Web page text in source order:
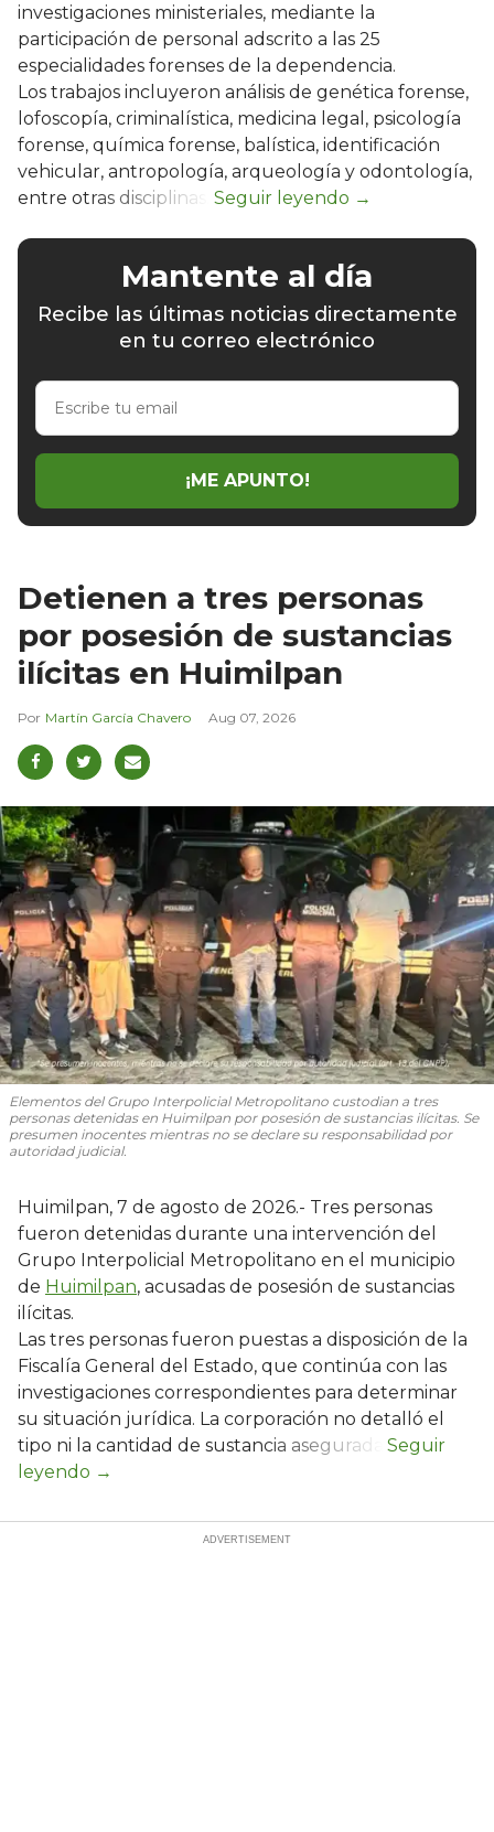
investigaciones ministeriales, mediante la
participación de personal adscrito a las 25
especialidades forenses de la dependencia.
Los trabajos incluyeron análisis de genética forense,
lofoscopía, criminalística, medicina legal, psicología
forense, química forense, balística, identificación
vehicular, antropología, arqueología y odontología,
entre otras disciplinas.
Mantente al día
Recibe las últimas noticias directamente
en tu correo electrónico
Escribe
email
¡ME APUNTO!
Detienen a tres personas
por posesión de sustancias
ilícitas en Huimilpan
Martín García Chavero Aug 07, 2026
Elementos del Grupo Interpolicial Metropolitano custodian a tres
personas detenidas en Huimilpan por posesión de sustancias ilícitas. Se
presumen inocentes mientras no se declare su responsabilidad por
autoridad judicial.
Huimilpan, 7 de agosto de 2026.- Tres personas
fueron detenidas durante una intervención del
Grupo Interpolicial Metropolitano en el municipio
de Huimilpan, acusadas de posesión de sustancias
ilícitas.
Las tres personas fueron puestas a disposición de la
Fiscalía General del Estado, que continúa con las
investigaciones correspondientes para determinar
su situación jurídica. La corporación no detalló el
tipo ni la cantidad de sustancia asegurada.